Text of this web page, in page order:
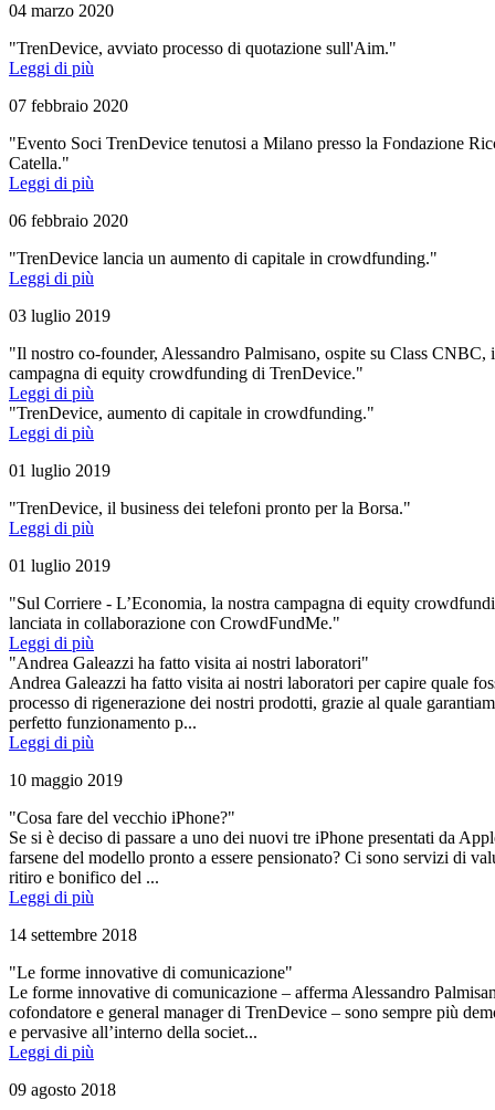
04 marzo 2020
"TrenDevice, avviato processo di quotazione sull'Aim."
Leggi di più
07 febbraio 2020
"Evento Soci TrenDevice tenutosi a Milano presso la Fondazione
Catella."
Leggi di più
06 febbraio 2020
"TrenDevice lancia un aumento di capitale in crowdfunding."
Leggi di più
03 luglio 2019
"Il nostro co-founder, Alessandro Palmisano, ospite su Class CNBC,
campagna di equity crowdfunding di TrenDevice."
Leggi di più
"TrenDevice, aumento di capitale in crowdfunding."
Leggi di più
01 luglio 2019
"TrenDevice, il business dei telefoni pronto per la Borsa."
Leggi di più
01 luglio 2019
"Sul Corriere - L’Economia, la nostra campagna di equity
lanciata in collaborazione con CrowdFundMe."
Leggi di più
"Andrea Galeazzi ha fatto visita ai nostri laboratori"
Andrea Galeazzi ha fatto visita ai nostri laboratori per capire quale
processo di rigenerazione dei nostri prodotti, grazie al quale
perfetto funzionamento p...
Leggi di più
10 maggio 2019
"Cosa fare del vecchio iPhone?"
Se si è deciso di passare a uno dei nuovi tre iPhone presentati da
farsene del modello pronto a essere pensionato? Ci sono servizi di
ritiro e bonifico del ...
Leggi di più
14 settembre 2018
"Le forme innovative di comunicazione"
Le forme innovative di comunicazione – afferma Alessandro
cofondatore e general manager di TrenDevice – sono sempre più
e pervasive all’interno della societ...
Leggi di più
09 agosto 2018